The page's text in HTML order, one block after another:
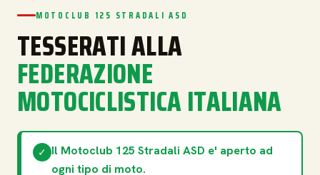
MOTOCLUB 125 STRADALI ASD
TESSERATI ALLA
FEDERAZIONE
MOTOCICLISTICA ITALIANA
✓ Il Motoclub 125 Stradali ASD e' aperto ad
ogni tipo di moto.